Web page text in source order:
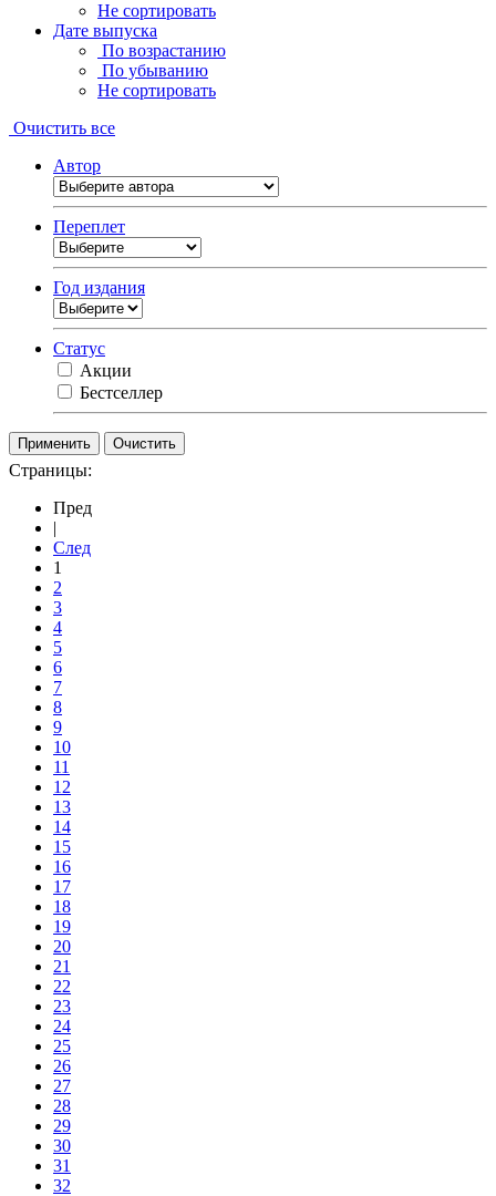
Не сортировать
Дате выпуска
По возрастанию
По убыванию
Не сортировать
Очистить все
Автор
Переплет
Год издания
Статус
Акции
Бестселлер
Очистить
Страницы:
Пред
|
След
1
2
3
4
5
6
7
8
9
10
11
12
13
14
15
16
17
18
19
20
21
22
23
24
25
26
27
28
29
30
31
32